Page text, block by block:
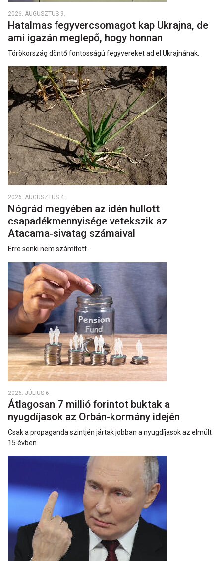
2026. AUGUSZTUS 9.
Hatalmas fegyvercsomagot kap Ukrajna, de
ami igazán meglepő, hogy honnan
Törökország döntő fontosságú fegyvereket ad el Ukrajnának.
2026. AUGUSZTUS 4.
Nógrád megyében az idén hullott
csapadékmennyisége vetekszik az
Atacama‑sivatag számaival
Erre senki nem számított.
2026. JÚLIUS 6.
Átlagosan 7 millió forintot buktak a
nyugdíjasok az Orbán-kormány idején
Csak a propaganda szintjén jártak jobban a nyugdíjasok az elmúlt
15 évben.